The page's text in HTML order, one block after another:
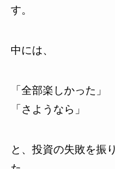
す。
中には、
「全部楽しかった」
「さようなら」
と、投資の失敗を振